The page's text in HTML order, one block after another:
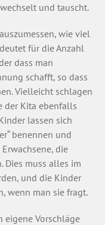
und tauscht.
wie viel
für die Anzahl
dass man
schafft, so dass
Vielleicht schlagen
der Kita ebenfalls
lassen sich
benennen und
die
Dies muss alles im
und die Kinder
wenn man sie fragt.
eigene Vorschläge